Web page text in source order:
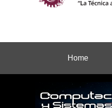
Home